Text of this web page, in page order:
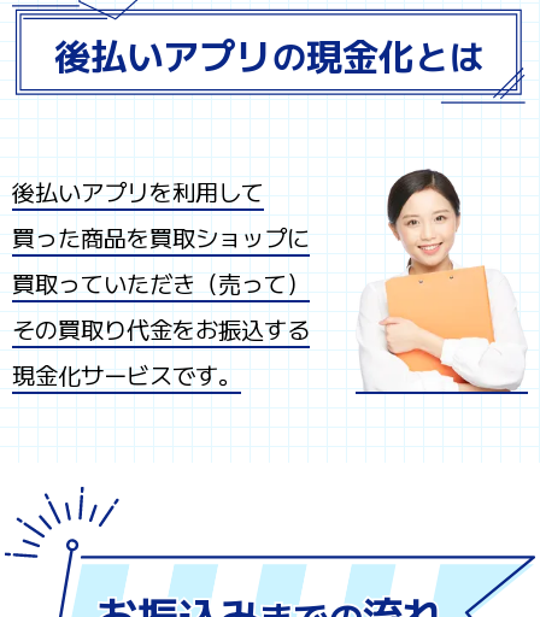
後払いアプリの現金化とは
後払いアプリを利用して
買った商品を買取ショップに
買取っていただき（売って）
その買取り代金をお振込する
現金化サービスです。
お振込み